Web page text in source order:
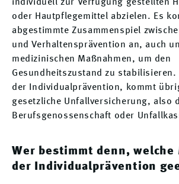
individuell zur Verfügung gestellten
oder Hautpflegemittel abzielen. Es
abgestimmte Zusammenspiel
und Verhaltensprävention an, auch
medizinischen Maßnahmen, um den
Gesundheitszustand zu stabilisieren.
der Individualprävention, kommt
gesetzliche Unfallversicherung, also
Berufsgenossenschaft oder
Wer bestimmt denn, welche
der Individualprävention